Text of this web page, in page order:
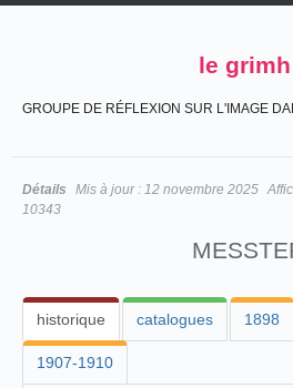
le grimh
GROUPE DE RÉFLEXION SUR L'IMAGE
Détails Mis à jour : 12 novembre 2025
10343
historique catalogues 1898
1907-1910